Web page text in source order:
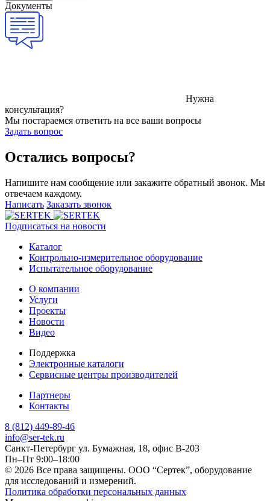
Документы
Нужна
консультация?
Мы постараемся ответить на все ваши вопросы
Задать вопрос
Остались вопросы?
Напишите нам сообщение или закажите обратный звонок. Мы
отвечаем каждому.
Написать Заказать звонок
Подписаться на новости
Каталог
Контрольно-измерительное оборудование
Испытательное оборудование
О компании
Услуги
Проекты
Новости
Видео
Поддержка
Электронные каталоги
Сервисные центры производителей
Партнеры
Контакты
8 (812) 449-89-46
info@ser-tek.ru
Санкт-Петербург ул. Бумажная, 18, офис B-203
Пн–Пт 9:00–18:00
© 2026 Все права защищены. ООО “Сертек”, оборудование
для исследований и измерений.
Политика обработки персональных данных